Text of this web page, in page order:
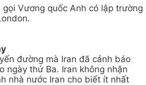
Vương quốc Anh có lập trường
đường mà Iran đã cảnh báo
ngày thứ Ba. Iran không nhận
nhà nước Iran cho biết ít nhất